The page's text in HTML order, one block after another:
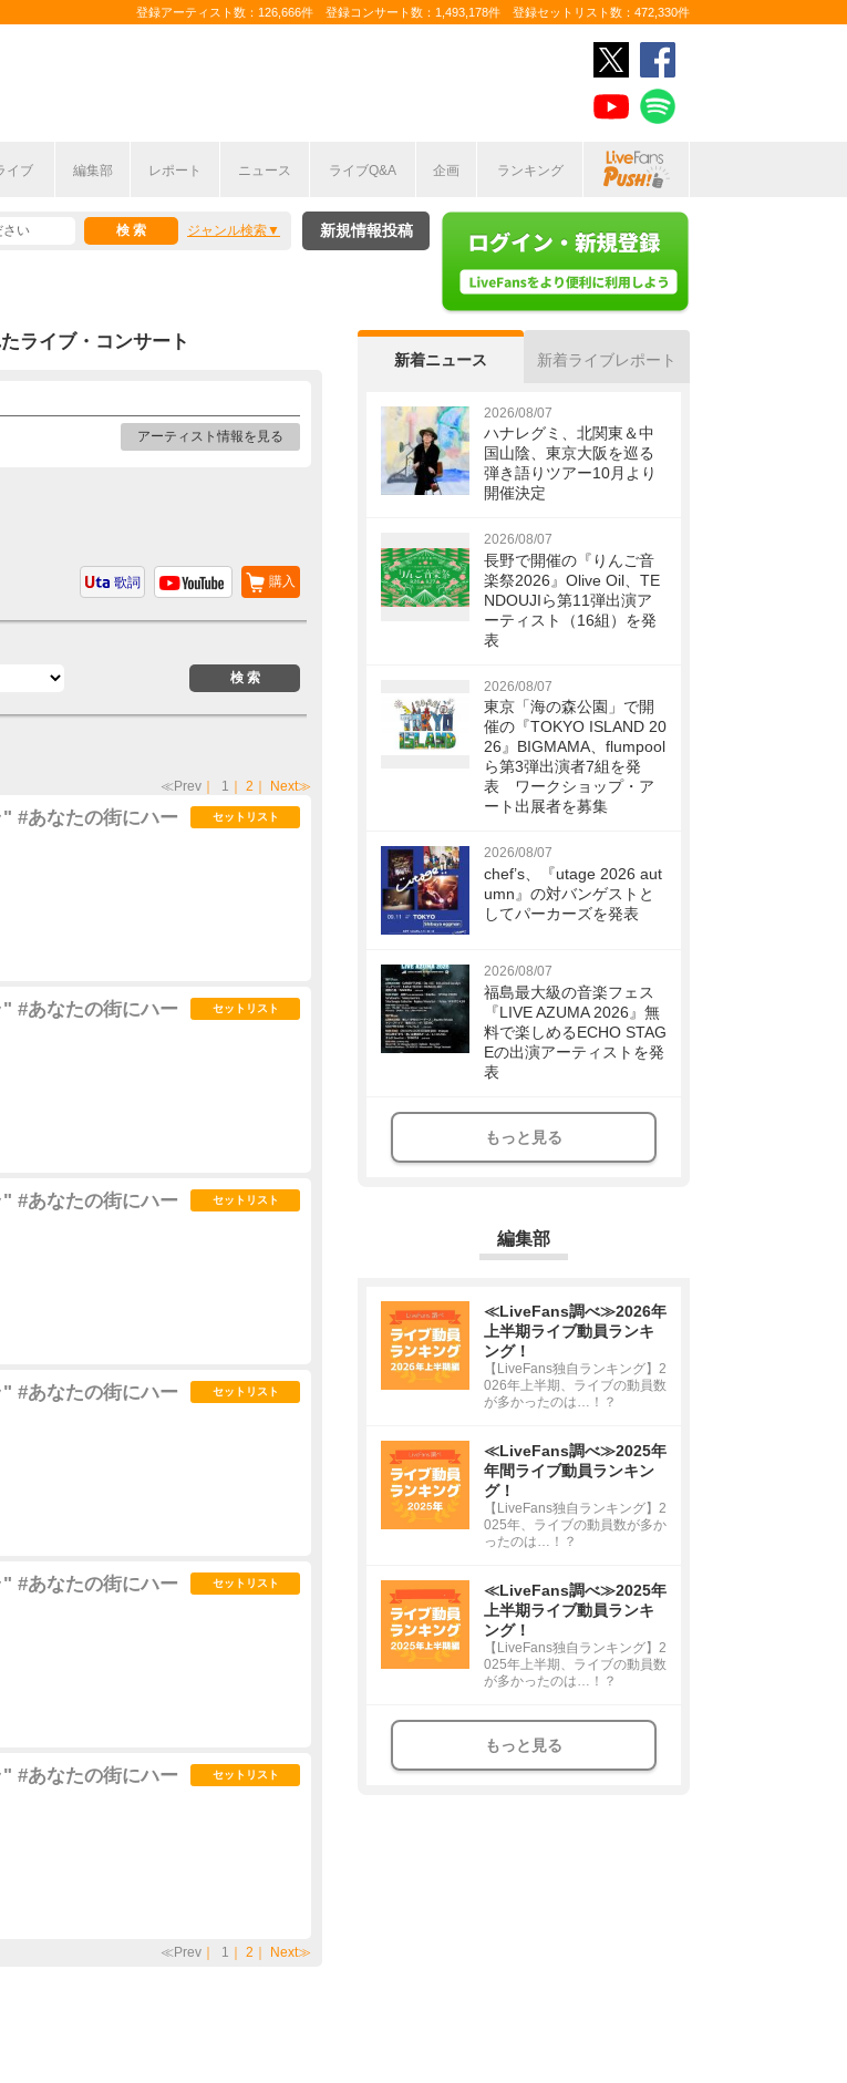
登録アーティスト数：126,666件 登録コンサート数：1,493,178件 登録セットリスト数：472,330件
イブ 編集部 レポート ニュース ライブQ&A 企画 ランキング
ジャンル検索 新規情報投稿
ライブ・コンサート
アーティスト情報を見る
購入
歌詞
≪Prev ｜ 1 ｜ 2 ｜ Next≫
#あなたの街にハー
セットリスト
#あなたの街にハー
セットリスト
#あなたの街にハー
セットリスト
#あなたの街にハー
セットリスト
#あなたの街にハー
セットリスト
#あなたの街にハー
セットリスト
≪Prev ｜ 1 ｜ 2 ｜ Next≫
新着ニュース 新着ライブレポート
2026/08/07
ハナレグミ、北関東＆中
国山陰、東京大阪を巡る
弾き語りツアー10月より
開催決定
2026/08/07
長野で開催の『りんご音
楽祭2026』Olive Oil、TE
NDOUJIら第11弾出演ア
ーティスト（16組）を発
表
2026/08/07
東京「海の森公園」で開
催の『TOKYO ISLAND 20
26』BIGMAMA、flumpool
ら第3弾出演者7組を発
表 ワークショップ・ア
ート出展者を募集
2026/08/07
chef’s、『utage 2026 aut
umn』の対バンゲストと
してパーカーズを発表
2026/08/07
福島最大級の音楽フェス
『LIVE AZUMA 2026』無
料で楽しめるECHO STAG
Eの出演アーティストを発
表
もっと見る
編集部
≪LiveFans調べ≫2026年
上半期ライブ動員ランキ
ング！
【LiveFans独自ランキング】2
026年上半期、ライブの動員数
が多かったのは…！？
≪LiveFans調べ≫2025年
年間ライブ動員ランキン
グ！
【LiveFans独自ランキング】2
025年、ライブの動員数が多か
ったのは…！？
≪LiveFans調べ≫2025年
上半期ライブ動員ランキ
ング！
【LiveFans独自ランキング】2
025年上半期、ライブの動員数
が多かったのは…！？
もっと見る